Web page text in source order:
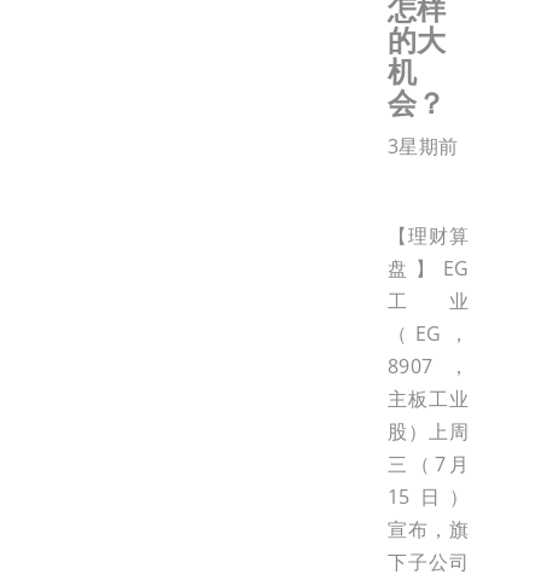
的大
机
会？
3星期前
【理财算
盘】EG
工业
（EG，
8907，
主板工业
股）上周
三（7月
15日）
宣布，旗
下子公司